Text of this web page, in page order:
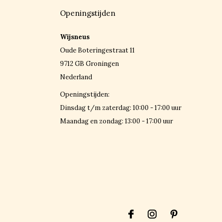
Openingstijden
Wijsneus
Oude Boteringestraat 11
9712 GB Groningen
Nederland
Openingstijden:
Dinsdag t/m zaterdag: 10:00 - 17:00 uur
Maandag en zondag: 13:00 - 17:00 uur